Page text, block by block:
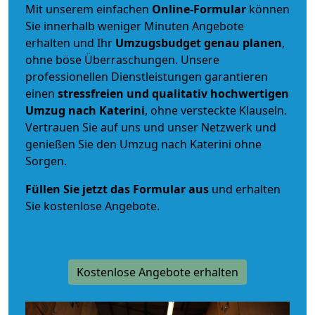
Mit unserem einfachen Online-Formular können
Sie innerhalb weniger Minuten Angebote
erhalten und Ihr Umzugsbudgetgenau planen,
ohne böse Überraschungen. Unsere
professionellen Dienstleistungen garantieren
einen stressfreien und qualitativ hochwertigen
Umzug nach Katerini, ohne versteckte Klauseln.
Vertrauen Sie auf uns und unser Netzwerk und
genießen Sie den Umzug nach Katerini ohne
Sorgen.
Füllen Sie jetzt das Formular aus und erhalten
Sie kostenlose Angebote.
Kostenlose Angebote erhalten